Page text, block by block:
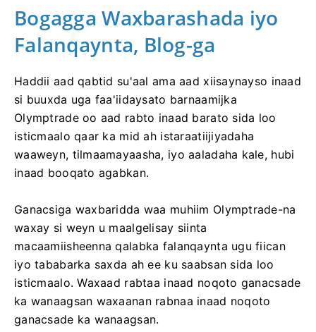
Bogagga Waxbarashada iyo
Falanqaynta, Blog-ga
Haddii aad qabtid su'aal ama aad xiisaynayso inaad
si buuxda uga faa'iidaysato barnaamijka
Olymptrade oo aad rabto inaad barato sida loo
isticmaalo qaar ka mid ah istaraatiijiyadaha
waaweyn, tilmaamayaasha, iyo aaladaha kale, hubi
inaad booqato agabkan.
Ganacsiga waxbaridda waa muhiim Olymptrade-na
waxay si weyn u maalgelisay siinta
macaamiisheenna qalabka falanqaynta ugu fiican
iyo tababarka saxda ah ee ku saabsan sida loo
isticmaalo. Waxaad rabtaa inaad noqoto ganacsade
ka wanaagsan waxaanan rabnaa inaad noqoto
ganacsade ka wanaagsan.